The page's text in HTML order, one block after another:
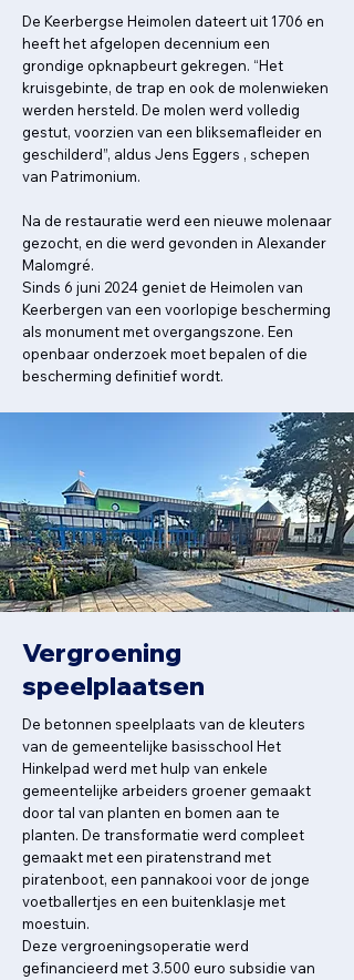
De Keerbergse Heimolen dateert uit 1706 en
heeft het afgelopen decennium een
grondige opknapbeurt gekregen. “Het
kruisgebinte, de trap en ook de molenwieken
werden hersteld. De molen werd volledig
gestut, voorzien van een bliksemafleider en
geschilderd”, aldus Jens Eggers , schepen
van Patrimonium.
Na de restauratie werd een nieuwe molenaar
gezocht, en die werd gevonden in Alexander
Malomgré.
Sinds 6 juni 2024 geniet de Heimolen van
Keerbergen van een voorlopige bescherming
als monument met overgangszone. Een
openbaar onderzoek moet bepalen of die
bescherming definitief wordt.
Vergroening
speelplaatsen
De betonnen speelplaats van de kleuters
van de gemeentelijke basisschool Het
Hinkelpad werd met hulp van enkele
gemeentelijke arbeiders groener gemaakt
door tal van planten en bomen aan te
planten. De transformatie werd compleet
gemaakt met een piratenstrand met
piratenboot, een pannakooi voor de jonge
voetballertjes en een buitenklasje met
moestuin.
Deze vergroeningsoperatie werd
gefinancieerd met 3.500 euro subsidie van